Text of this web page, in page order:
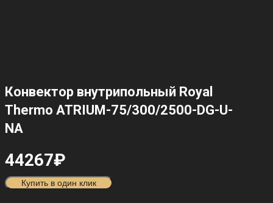
Конвектор внутрипольный Royal
Thermo ATRIUM-75/300/2500-DG-U-
NA
44267₽
Купить в один клик